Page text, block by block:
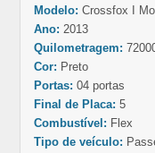
Modelo: Crossfox I
Ano: 2013
Quilometragem:
Cor: Preto
Portas: 04 portas
Final de Placa: 5
Combustível: Flex
Tipo de veículo: